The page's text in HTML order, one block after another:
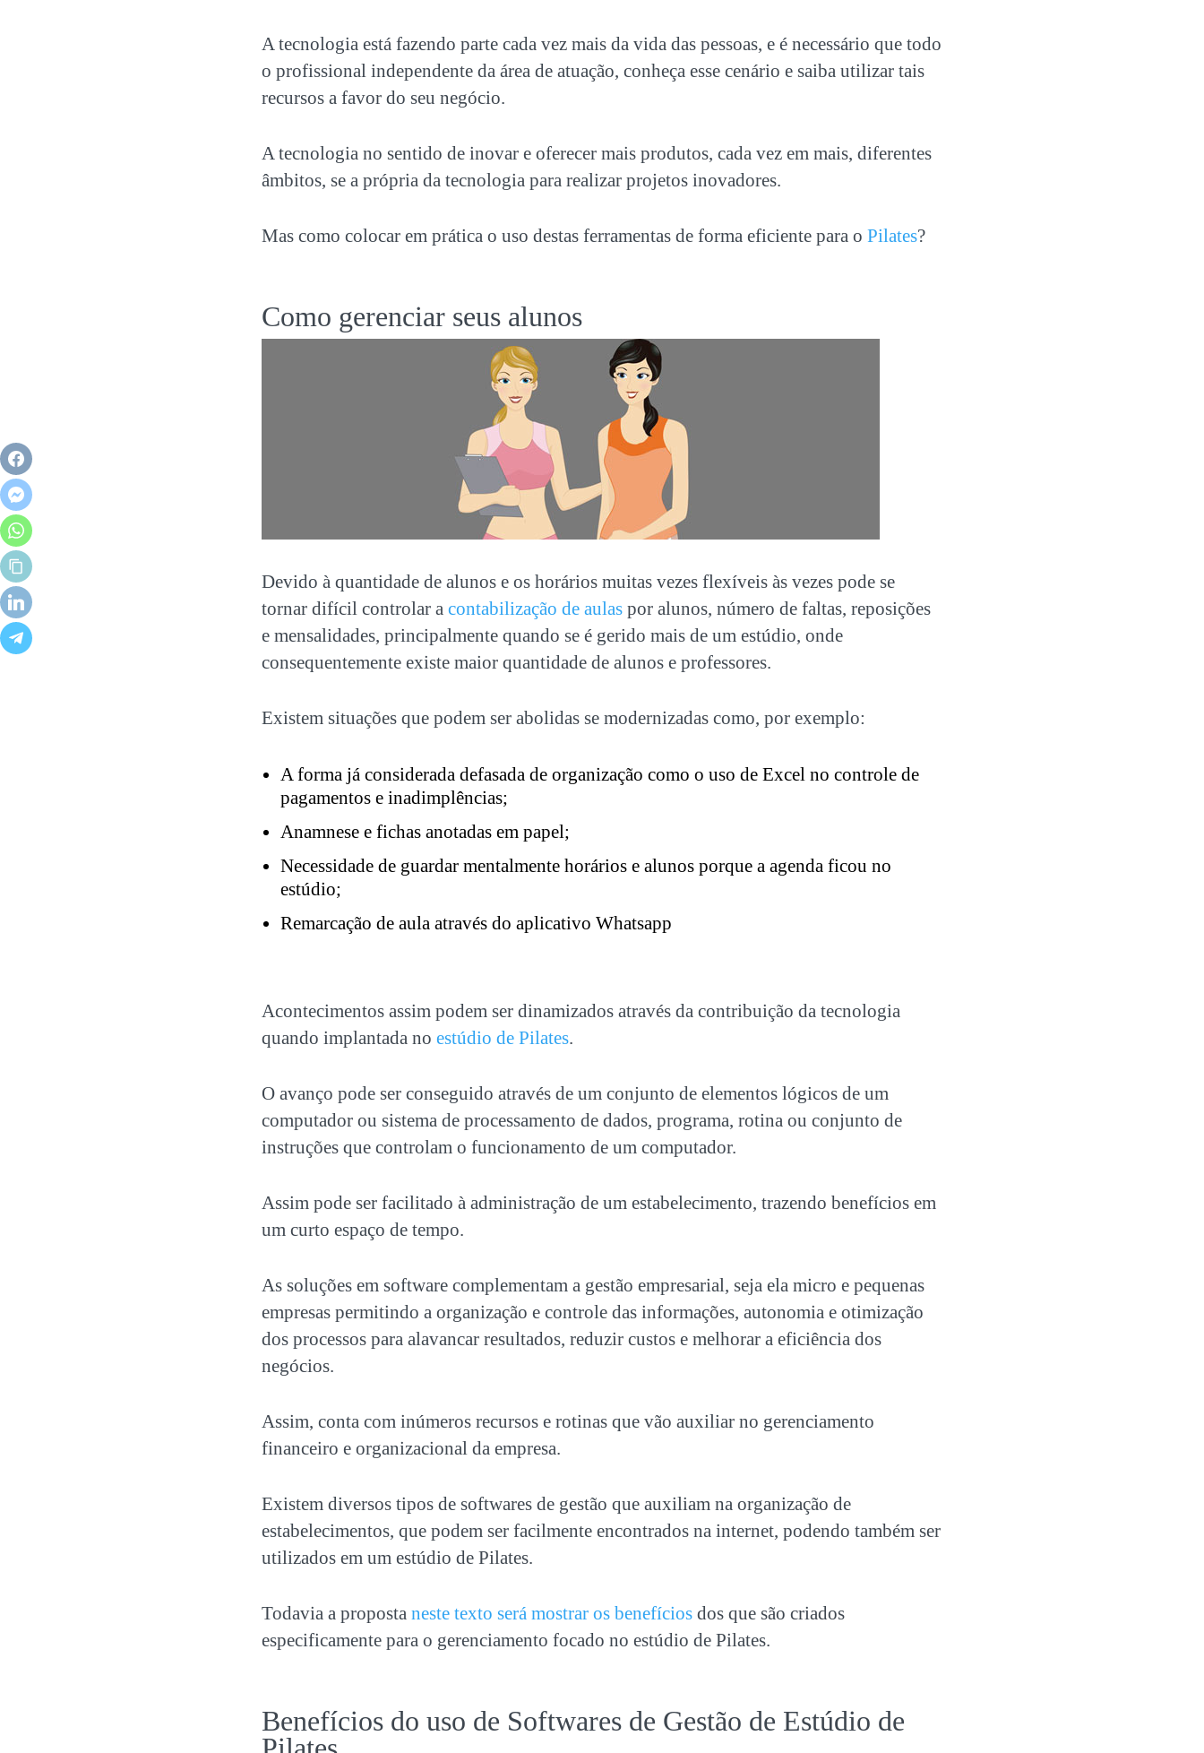
A tecnologia está fazendo parte cada vez mais da vida das pessoas, e é necessário que todo
o profissional independente da área de atuação, conheça esse cenário e saiba utilizar tais
recursos a favor do seu negócio.
A tecnologia no sentido de inovar e oferecer mais produtos, cada vez em mais, diferentes
âmbitos, se a própria da tecnologia para realizar projetos inovadores.
Mas como colocar em prática o uso destas ferramentas de forma eficiente para o Pilates?
Como gerenciar seus alunos
Devido à quantidade de alunos e os horários muitas vezes flexíveis às vezes pode se
tornar difícil controlar a contabilização de aulas por alunos, número de faltas, reposições
e mensalidades, principalmente quando se é gerido mais de um estúdio, onde
consequentemente existe maior quantidade de alunos e professores.
Existem situações que podem ser abolidas se modernizadas como, por exemplo:
A forma já considerada defasada de organização como o uso de Excel no controle de
pagamentos e inadimplências;
Anamnese e fichas anotadas em papel;
Necessidade de guardar mentalmente horários e alunos porque a agenda ficou no
estúdio;
Remarcação de aula através do aplicativo Whatsapp
Acontecimentos assim podem ser dinamizados através da contribuição da tecnologia
quando implantada no estúdio de Pilates.
O avanço pode ser conseguido através de um conjunto de elementos lógicos de um
computador ou sistema de processamento de dados, programa, rotina ou conjunto de
instruções que controlam o funcionamento de um computador.
Assim pode ser facilitado à administração de um estabelecimento, trazendo benefícios em
um curto espaço de tempo.
As soluções em software complementam a gestão empresarial, seja ela micro e pequenas
empresas permitindo a organização e controle das informações, autonomia e otimização
dos processos para alavancar resultados, reduzir custos e melhorar a eficiência dos
negócios.
Assim, conta com inúmeros recursos e rotinas que vão auxiliar no gerenciamento
financeiro e organizacional da empresa.
Existem diversos tipos de softwares de gestão que auxiliam na organização de
estabelecimentos, que podem ser facilmente encontrados na internet, podendo também ser
utilizados em um estúdio de Pilates.
Todavia a proposta neste texto será mostrar os benefícios dos que são criados
especificamente para o gerenciamento focado no estúdio de Pilates.
Benefícios do uso de Softwares de Gestão de Estúdio de